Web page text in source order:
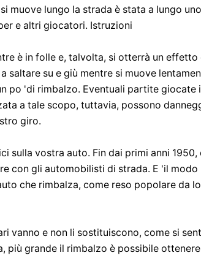
muove lungo la strada è stata a lungo
e altri giocatori. Istruzioni
è in folle e, talvolta, si otterrà un effetto
saltare su e giù mentre si muove
po 'di rimbalzo. Eventuali partite giocate
a tale scopo, tuttavia, possono
giro.
sulla vostra auto. Fin dai primi anni 1950,
con gli automobilisti di strada. E 'il modo
che rimbalza, come reso popolare da
vanno e non li sostituiscono, come si
più grande il rimbalzo è possibile